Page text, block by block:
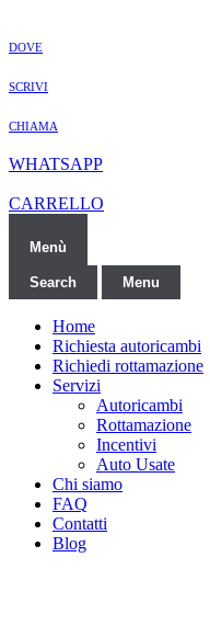
DOVE
SCRIVI
CHIAMA
WHATSAPP
CARRELLO
Menù
Search Menu
Home
Richiesta autoricambi
Richiedi rottamazione
Servizi
Autoricambi
Rottamazione
Incentivi
Auto Usate
Chi siamo
FAQ
Contatti
Blog